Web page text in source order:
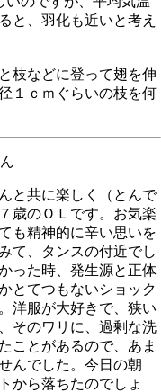
と、羽化も近いと考え
枝などに登って翅を伸
１ｃｍぐらいの枝を何
と共に楽しく（とんで
歳のＯＬです。お気楽
も精神的に辛い思いを
て、タンスの付近でし
った時、発生源と正体
とてつもないショック
洋服が大好きで、狭い
そのワリに、過剰な洗
ことがあるので、あま
んでした。今日の朝
から落ちたのでしょ